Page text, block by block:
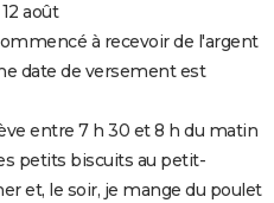
août
à recevoir de l'argent
date de versement est
entre 7 h 30 et 8 h du matin
petits biscuits au petit-
et, le soir, je mange du poulet